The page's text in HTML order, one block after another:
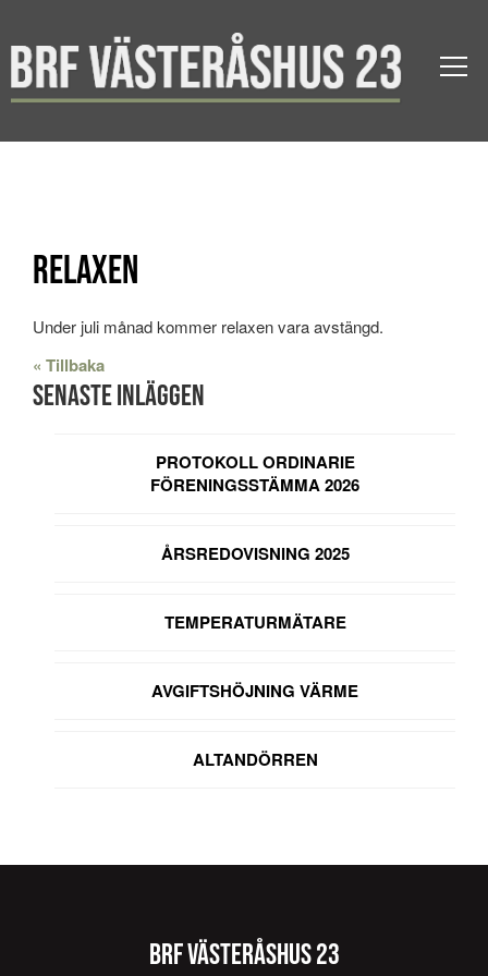
Relaxen
Under juli månad kommer relaxen vara avstängd.
« Tillbaka
Senaste inläggen
PROTOKOLL ORDINARIE
FÖRENINGSSTÄMMA 2026
ÅRSREDOVISNING 2025
TEMPERATURMÄTARE
AVGIFTSHÖJNING VÄRME
ALTANDÖRREN
BRF VÄSTERÅSHUS 23